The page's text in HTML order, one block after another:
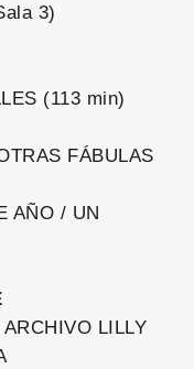
3)
(113 min)
FÁBULAS
AÑO / UN
LILLY